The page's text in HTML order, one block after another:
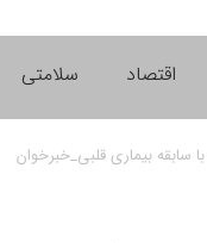
اقتصاد سلامتی
بیماری قلبی_خبرخوان